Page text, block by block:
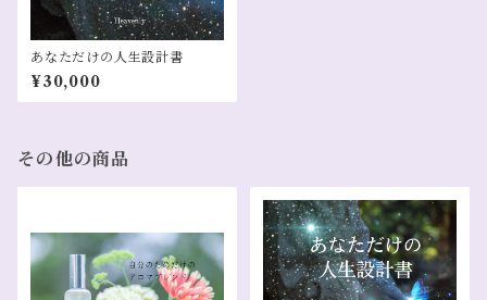
あなただけの人生設計書
¥30,000
その他の商品